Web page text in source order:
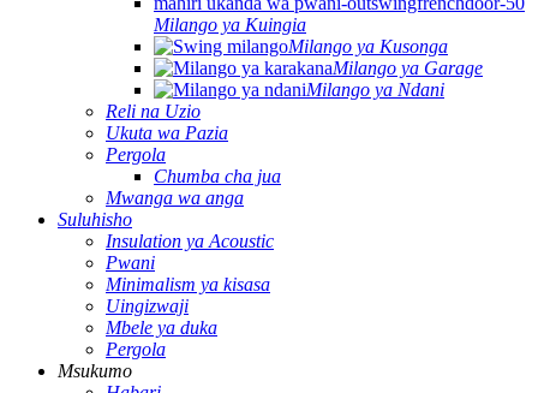
Milango ya Kuingia
Milango ya Kusonga
Milango ya Garage
Milango ya Ndani
Reli na Uzio
Ukuta wa Pazia
Pergola
Chumba cha jua
Mwanga wa anga
Suluhisho
Insulation ya Acoustic
Pwani
Minimalism ya kisasa
Uingizwaji
Mbele ya duka
Pergola
Msukumo